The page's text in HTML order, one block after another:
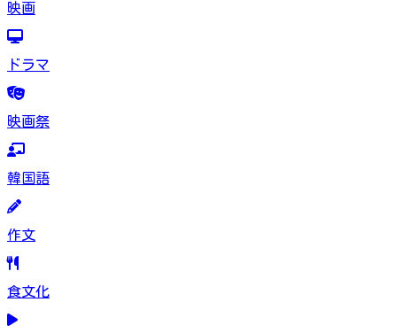
映画
ドラマ
映画祭
韓国語
作文
食文化